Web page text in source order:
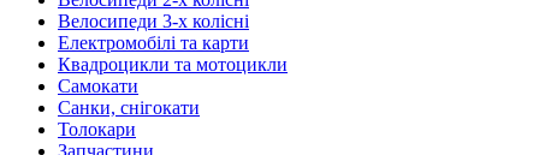
Велосипеди 3-х колісні
Електромобілі та карти
Квадроцикли та мотоцикли
Самокати
Санки, снігокати
Толокари
Запчастини